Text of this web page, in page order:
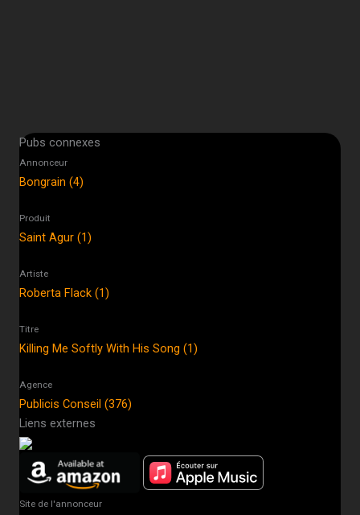
Pubs connexes
Annonceur
Bongrain (4)
Produit
Saint Agur (1)
Artiste
Roberta Flack (1)
Titre
Killing Me Softly With His Song (1)
Agence
Publicis Conseil (376)
Liens externes
Site de l'annonceur